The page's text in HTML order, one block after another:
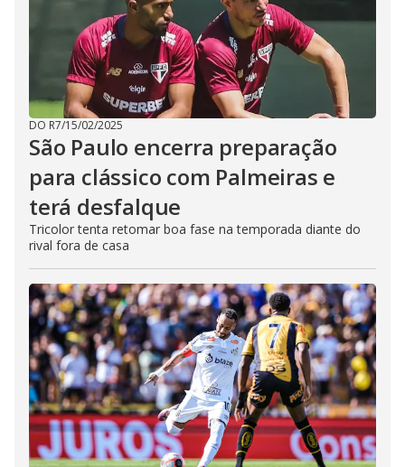
DO R7/15/02/2025
São Paulo encerra preparação
para clássico com Palmeiras e
terá desfalque
Tricolor tenta retomar boa fase na temporada diante do
rival fora de casa